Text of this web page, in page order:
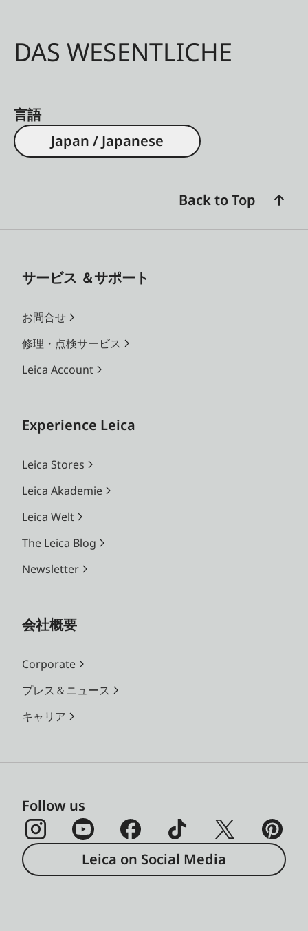
DAS WESENTLICHE
言語
Japan / Japanese
Back to Top
サービス ＆サポート
お問合せ
修理・点検サービス
Leica Account
Experience Leica
Leica Stores
Leica Akademie
Leica Welt
The Leica Blog
Newsletter
会社概要
Corporate
プレス＆ニュース
キャリア
Follow us
Leica on Social Media